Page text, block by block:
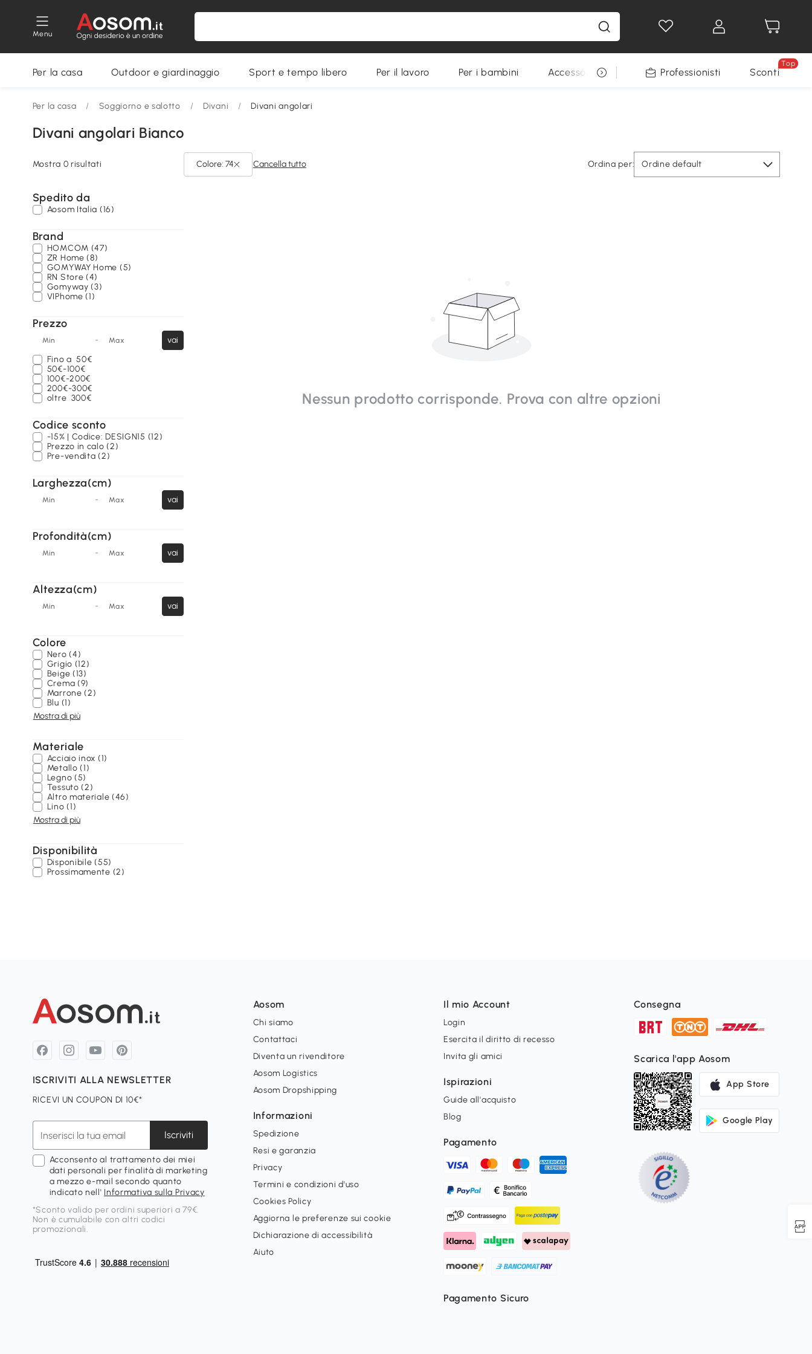
Menu
Per la casa Outdoor e giardinaggio Sport e tempo libero Per il lavoro Per i bambini Accessori per animali Professionisti Sconti
Top
Per la casa / Soggiorno e salotto / Divani / Divani angolari
Divani angolari Bianco
Mostra 0 risultati Ordina per: Ordine default
Cancella tutto
Colore: 74
Spedito da
Aosom Italia (16)
Brand
HOMCOM (47)
ZR Home (8)
GOMYWAY Home (5)
RN Store (4)
Gomyway (3)
VIPhome (1)
Prezzo
Min - Max
vai
Fino a50€
50€-100€
100€-200€
200€-300€
oltre 300€
Codice sconto
-15% | Codice: DESIGN15 (12)
Prezzo in calo (2)
Pre-vendita (2)
Larghezza(cm)
Min - Max vai
Profondità(cm)
Min - Max vai
Altezza(cm)
Min - Max vai
Colore
Nero (4)
Grigio (12)
Beige (13)
Crema (9)
Marrone (2)
Blu (1)
Mostra di più
Materiale
Acciaio inox (1)
Metallo (1)
Legno (5)
Tessuto (2)
Altro materiale (46)
Lino (1)
Mostra di più
Disponibilità
Disponibile (55)
Prossimamente (2)
Nessun prodotto corrisponde. Prova con altre opzioni
ISCRIVITI ALLA NEWSLETTER
RICEVI UN COUPON DI 10€*
Iscriviti
Acconsento al trattamento dei miei
dati personali per finalità di marketing
a mezzo e-mail secondo quanto
indicato nell' Informativa sulla Privacy
*Sconto valido per ordini superiori a 79€.
Non è cumulabile con altri codici
promozionali.
Aosom
Chi siamo
Contattaci
Diventa un rivenditore
Aosom Logistics
Aosom Dropshipping
Informazioni
Spedizione
Resi e garanzia
Privacy
Termini e condizioni d'uso
Cookies Policy
Aggiorna le preferenze sui cookie
Dichiarazione di accessibilità
Aiuto
Il mio Account
Login
Esercita il diritto di recesso
Invita gli amici
Ispirazioni
Guide all'acquisto
Blog
Pagamento
Pagamento Sicuro
Consegna
Scarica l'app Aosom
App Store
Google Play